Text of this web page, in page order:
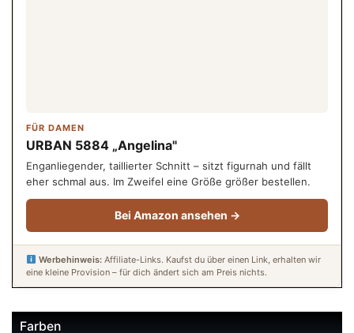
FÜR DAMEN
URBAN 5884 „Angelina"
Enganliegender, taillierter Schnitt – sitzt figurnah und fällt
eher schmal aus. Im Zweifel eine Größe größer bestellen.
Bei Amazon ansehen →
Werbehinweis:Affiliate-Links. Kaufst du über einen Link, erhalten wir
eine kleine Provision – für dich ändert sich am Preis nichts.
Farben